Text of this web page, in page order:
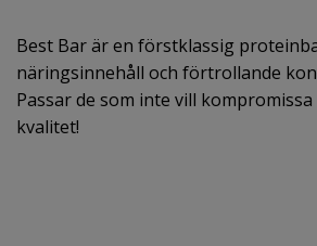
Best Bar är en förstklassig
näringsinnehåll och förtrollande
Passar de som inte vill kompromissa
kvalitet!